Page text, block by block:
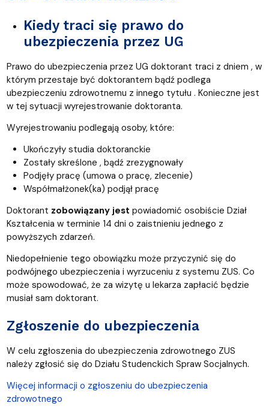
Kiedy traci się prawo do
ubezpieczenia przez UG
Prawo do ubezpieczenia przez UG doktorant traci z dniem , w
którym przestaje być doktorantem bądź podlega
ubezpieczeniu zdrowotnemu z innego tytułu . Konieczne jest
w tej sytuacji wyrejestrowanie doktoranta.
Wyrejestrowaniu podlegają osoby, które:
Ukończyły studia doktoranckie
Zostały skreślone , bądź zrezygnowały
Podjęły pracę (umowa o pracę, zlecenie)
Współmałżonek(ka) podjął pracę
Doktorant zobowiązany jest powiadomić osobiście Dział
Kształcenia w terminie 14 dni o zaistnieniu jednego z
powyższych zdarzeń.
Niedopełnienie tego obowiązku może przyczynić się do
podwójnego ubezpieczenia i wyrzuceniu z systemu ZUS. Co
może spowodować, że za wizytę u lekarza zapłacić będzie
musiał sam doktorant.
Zgłoszenie do ubezpieczenia
W celu zgłoszenia do ubezpieczenia zdrowotnego ZUS
należy zgłosić się do Działu Studenckich Spraw Socjalnych.
Więcej informacji o zgłoszeniu do ubezpieczenia
zdrowotnego